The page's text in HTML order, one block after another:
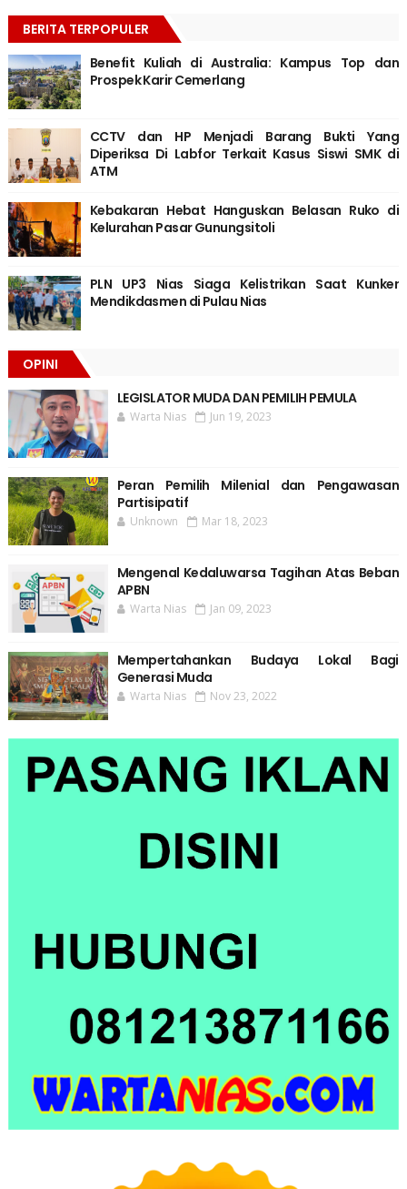
BERITA TERPOPULER
Benefit Kuliah di Australia: Kampus Top dan
Prospek Karir Cemerlang
CCTV dan HP Menjadi Barang Bukti Yang
Diperiksa Di Labfor Terkait Kasus Siswi SMK di
ATM
Kebakaran Hebat Hanguskan Belasan Ruko di
Kelurahan Pasar Gunungsitoli
PLN UP3 Nias Siaga Kelistrikan Saat Kunker
Mendikdasmen di Pulau Nias
OPINI
LEGISLATOR MUDA DAN PEMILIH PEMULA
Warta Nias Jun 19, 2023
Peran Pemilih Milenial dan Pengawasan
Partisipatif
Unknown Mar 18, 2023
Mengenal Kedaluwarsa Tagihan Atas Beban
APBN
Warta Nias Jan 09, 2023
Mempertahankan Budaya Lokal Bagi
Generasi Muda
Warta Nias Nov 23, 2022